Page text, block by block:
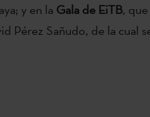
y en la Gala de EiTB,
Pérez Sañudo, de la cual